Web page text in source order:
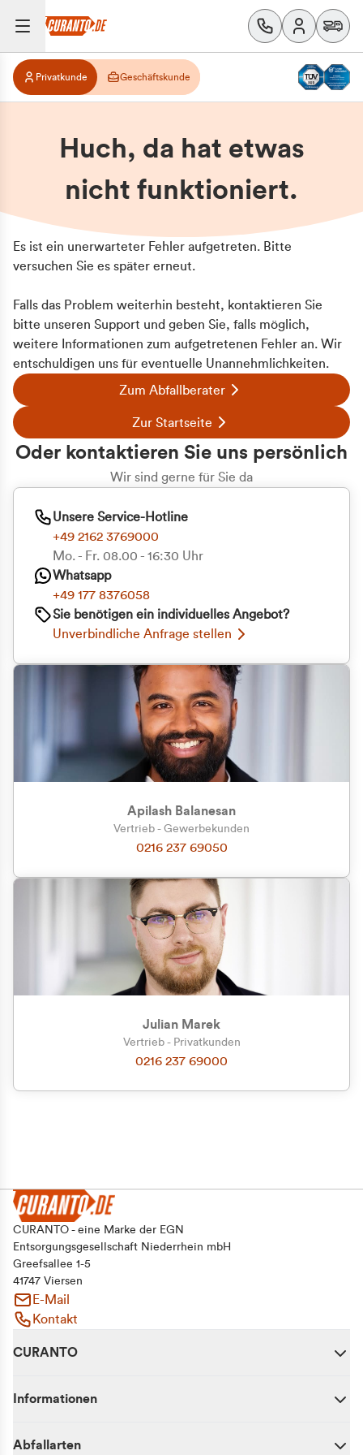
Zu welcher Kundengruppe
gehören Sie?
Privatkunde (inkl. MwSt.)
Geschäftskunde (exkl. MwSt.)
Privatkunde Geschäftskunde
Huch, da hat etwas
nicht funktioniert.
Es ist ein unerwarteter Fehler aufgetreten. Bitte
versuchen Sie es später erneut.
Falls das Problem weiterhin besteht, kontaktieren Sie
bitte unseren Support und geben Sie, falls möglich,
weitere Informationen zum aufgetretenen Fehler an. Wir
entschuldigen uns für eventuelle Unannehmlichkeiten.
Zum Abfallberater
Zur Startseite
Oder kontaktieren Sie uns persönlich
Wir sind gerne für Sie da
Unsere Service-Hotline
+49 2162 3769000
Mo. - Fr. 08.00 - 16:30 Uhr
Whatsapp
+49 177 8376058
Sie benötigen ein individuelles Angebot?
Unverbindliche Anfrage stellen
Apilash Balanesan
Vertrieb - Gewerbekunden
0216 237 69050
Julian Marek
Vertrieb - Privatkunden
0216 237 69000
CURANTO - eine Marke der EGN
Entsorgungsgesellschaft Niederrhein mbH
Greefsallee 1-5
41747 Viersen
E-Mail
Kontakt
CURANTO
Informationen
Abfallarten